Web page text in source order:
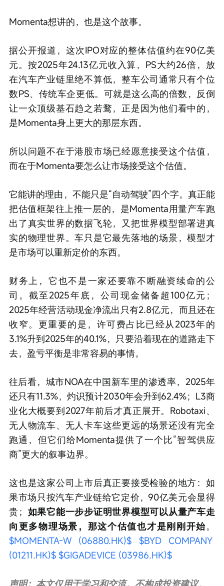
Momenta想讲的，也是这个故事。
据公开报道，这次IPO对应的整体估值约在90亿美
元。按2025年24.13亿元收入算，PS大约26倍，放
在汽车产业链里绝不算低，整车公司通常只有个位
数PS、传统车企更低。可就是这么高的倍数，反倒
让一众顶级基石趋之若鹜，正是因为他们看中的，
是Momenta身上更大的那层东西。
所以问题不在于港股市场已经愿意接受这个估值，
而在于Momenta要怎么让市场接受这个估值。
它能讲的理由，不能只是“自动驾驶”四个字。真正能
把估值框架往上推一层的，是Momenta用量产车跑
出了真实世界的数据飞轮，又把世界模型部署进真
实的物理世界。车只是它最先落地的场景，模型才
是市场可以重新定价的东西。
财务上，它也不是一家还要靠不断融资续命的公
司。截至2025年底，公司现金储备超100亿元；
2025年经营活动现金净流出只有2.8亿元，而且还在
收窄。更重要的是，许可费占比已经从2023年的
3.1%升到2025年的40.1%，只要沿着现在的道路走下
去，盈亏平衡是非常容易的事情。
往后看，城市NOA在中国新车里的渗透率，2025年
还只有11.3%，灼识预计2030年会升到62.4%；L3商
业化大概要到2027年前后才真正展开。Robotaxi、
无人物流车、无人卡车这些更远的场景还没有完全
跑通，但它们给Momenta提供了一个比“智驾供应
商”更大的叙事边界。
这也是这家公司上市后真正要接受检验的地方：如
果市场只按汽车产业链给它定价，90亿美元会显得
贵； 如果它能一步步证明世界模型可以从量产车走
向更多物理场景，那这个估值也才是刚刚开始。
$MOMENTA-W (06880.HK)$
$BYD COMPANY
(01211.HK)$ $GIGADEVICE (03986.HK)$